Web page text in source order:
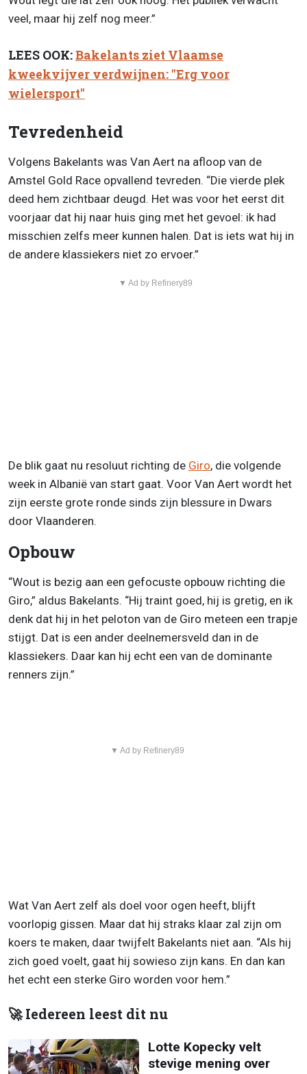
veel, maar hij zelf nog meer.”
LEES OOK:Bakelants ziet Vlaamse
kweekvijver verdwijnen: "Erg voor
wielersport"
Tevredenheid
Volgens Bakelants was Van Aert na afloop van de
Amstel Gold Race opvallend tevreden. “Die vierde plek
deed hem zichtbaar deugd. Het was voor het eerst dit
voorjaar dat hij naar huis ging met het gevoel: ik had
misschien zelfs meer kunnen halen. Dat is iets wat hij in
de andere klassiekers niet zo ervoer.”
▼ Ad by Refinery89
De blik gaat nu resoluut richting de Giro, die volgende
week in Albanië van start gaat. Voor Van Aert wordt het
zijn eerste grote ronde sinds zijn blessure in Dwars
door Vlaanderen.
Opbouw
“Wout is bezig aan een gefocuste opbouw richting die
Giro,” aldus Bakelants. “Hij traint goed, hij is gretig, en ik
denk dat hij in het peloton van de Giro meteen een trapje
stijgt. Dat is een ander deelnemersveld dan in de
klassiekers. Daar kan hij echt een van de dominante
renners zijn.”
▼ Ad by Refinery89
Wat Van Aert zelf als doel voor ogen heeft, blijft
voorlopig gissen. Maar dat hij straks klaar zal zijn om
koers te maken, daar twijfelt Bakelants niet aan. “Als hij
zich goed voelt, gaat hij sowieso zijn kans. En dan kan
het echt een sterke Giro worden voor hem.”
🚀 Iedereen leest dit nu
Lotte Kopecky velt
stevige mening over